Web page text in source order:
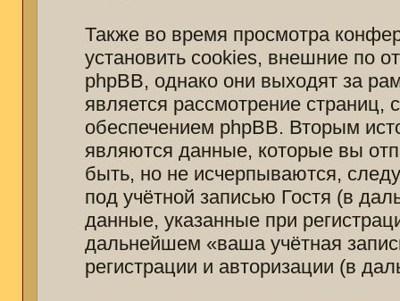
Также во время просмотра
установить cookies, внешние по
phpBB, однако они выходят за
является рассмотрение
обеспечением phpBB. Вторым
являются данные, которые вы
быть, но не исчерпываются,
под учётной записью Гостя (в
данные, указанные при
дальнейшем «ваша учётная
регистрации и авторизации (в